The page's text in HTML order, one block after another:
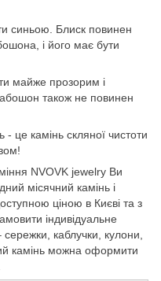
синьою. Блиск повинен
і його має бути
майже прозорим і
також не повинен
це камінь скляної чистоти
NVOVK jewelry Ви
місячний камінь і
ціною в Києві та з
індивідуальне
каблучки, кулони,
камінь можна оформити